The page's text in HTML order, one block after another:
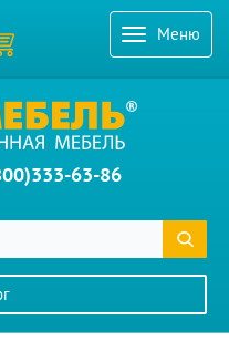
Меню
63-86